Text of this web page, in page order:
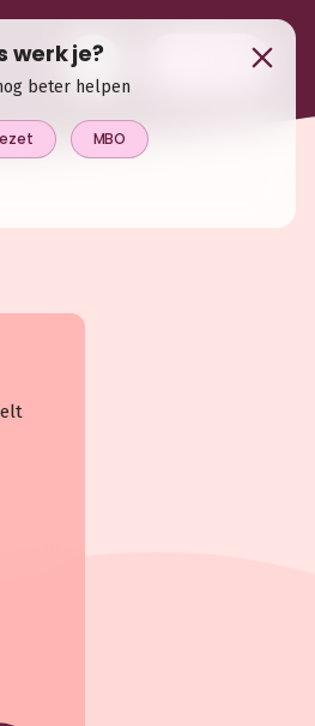
werk je?
beter helpen
MBO